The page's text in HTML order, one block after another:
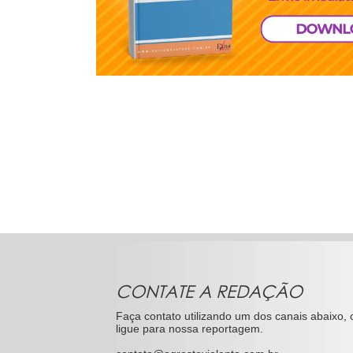
CONTATE A REDAÇÃO
Faça contato utilizando um dos canais abaixo,
ligue para nossa reportagem.